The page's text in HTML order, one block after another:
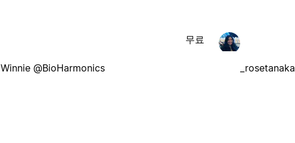
Winnie @BioHarmonics
무료
_rosetanaka